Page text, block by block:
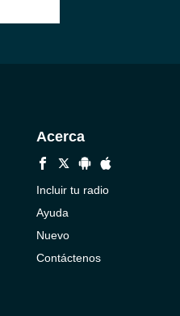
Acerca
Incluir tu radio
Ayuda
Nuevo
Contáctenos